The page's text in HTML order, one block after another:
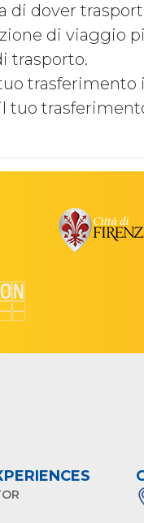
di dover
di viaggio
trasporto.